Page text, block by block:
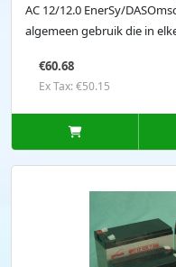
AC 12/12.0 EnerSy/
algemeen gebruik die in
€60.68
Ex Tax: €50.15